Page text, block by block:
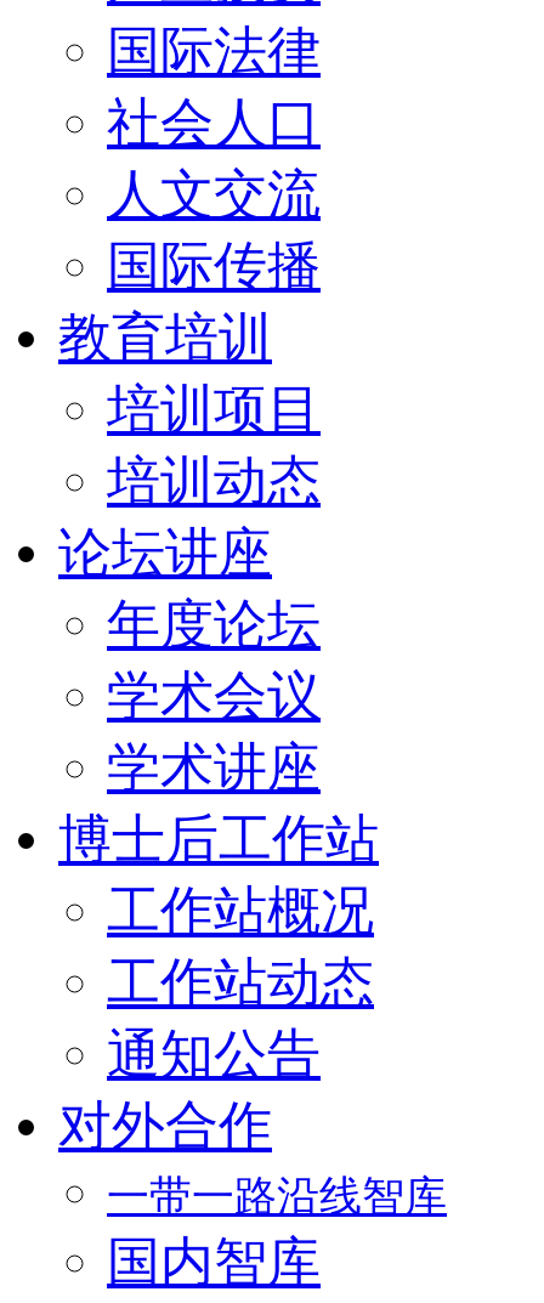
国际法律
社会人口
人文交流
国际传播
教育培训
培训项目
培训动态
论坛讲座
年度论坛
学术会议
学术讲座
博士后工作站
工作站概况
工作站动态
通知公告
对外合作
一带一路沿线智库
国内智库